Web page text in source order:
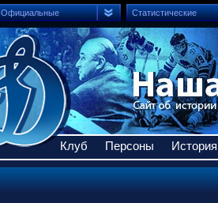
Официальные Статистические
Клуб Персоны История